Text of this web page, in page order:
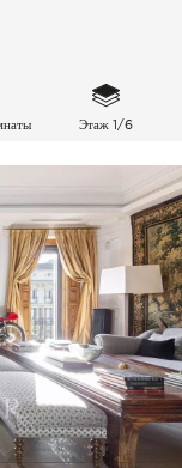
Этаж 1/6